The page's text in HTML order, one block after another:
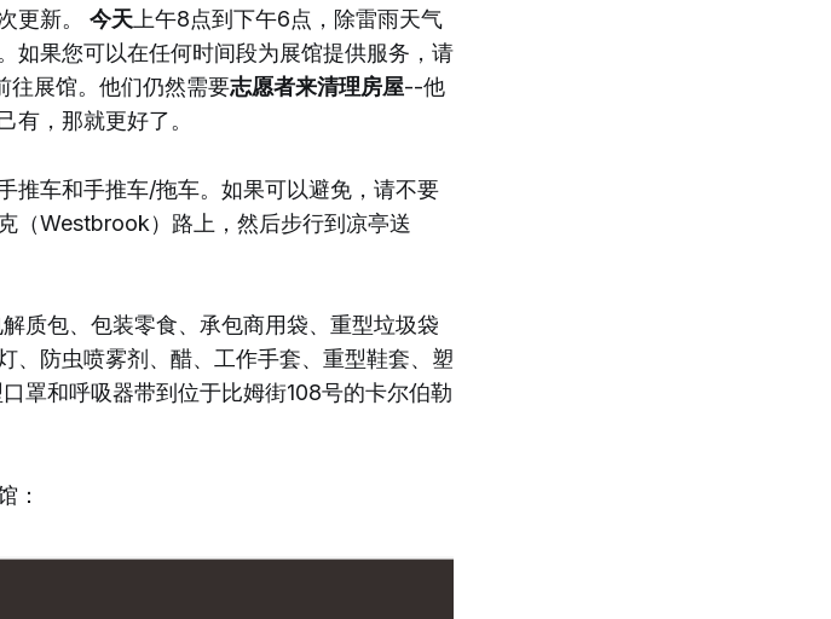
更新。 今天 上午8点到下午6点，除雷雨天气
如果您可以在任何时间段为展馆提供服务，请
展馆。他们仍然需要志愿者来清理房屋--他
有，那就更好了。
推车和手推车/拖车。如果可以避免，请不要
（Westbrook）路上，然后步行到凉亭送
质包、包装零食、承包商用袋、重型垃圾袋
、防虫喷雾剂、醋、工作手套、重型鞋套、塑
罩和呼吸器带到位于比姆街108号的卡尔伯勒
：